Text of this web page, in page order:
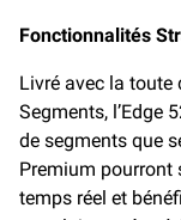
Fonctionnalités
Livré avec la toute
Segments, l’Edge
de segments que
Premium pourront
temps réel et